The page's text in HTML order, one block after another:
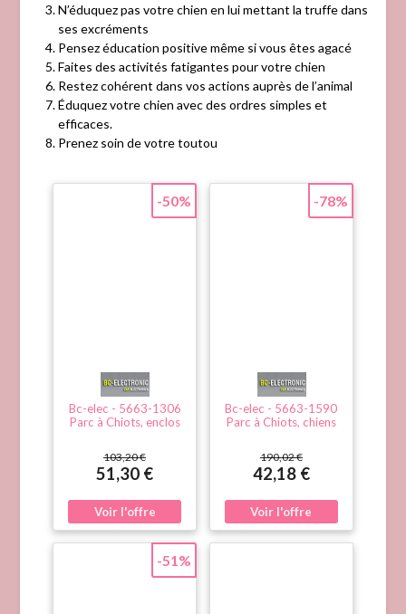
N’éduquez pas votre chien en lui mettant la truffe dans
ses excréments
Pensez éducation positive même si vous êtes agacé
Faites des activités fatigantes pour votre chien
Restez cohérent dans vos actions auprès de l’animal
Éduquez votre chien avec des ordres simples et
efficaces.
Prenez soin de votre toutou
Bc-elec - 5663-1306
Parc à Chiots, enclos
80x60, modulable
103,20 €
51,30 €
-50%
Bc-elec - 5663-1590
Parc à Chiots, chiens
190,02 €
42,18 €
-78%
-51%